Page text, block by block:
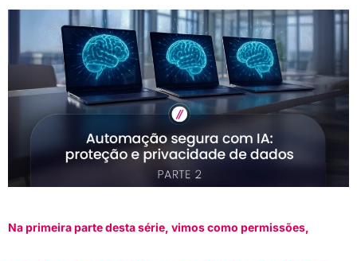
Na primeira parte desta série, vimos como permissões,